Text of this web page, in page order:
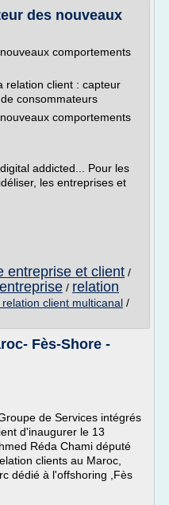
des nouveaux
comportements
relation client : capteur
consommateurs
comportements
addicted... Pour les
les entreprises et
entreprise et client /
/ relation
client multicanal /
Fès-Shore -
de Services intégrés
d'inaugurer le 13
Réda Chami député
clients au Maroc,
dédié à l'offshoring ,Fès